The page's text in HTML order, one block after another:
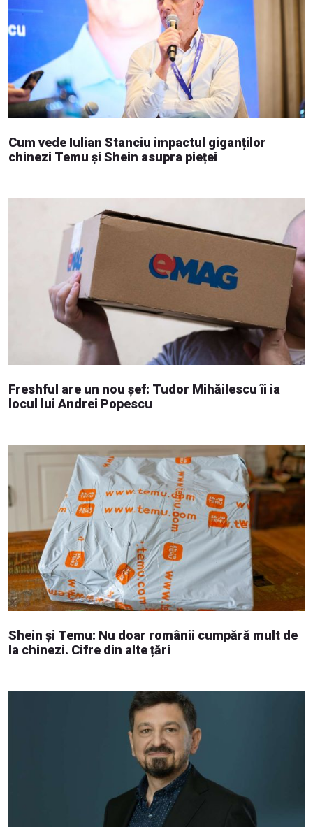
Cum vede Iulian Stanciu impactul giganților
chinezi Temu și Shein asupra pieței
Freshful are un nou șef: Tudor Mihăilescu îi ia
locul lui Andrei Popescu
Shein și Temu: Nu doar românii cumpără mult de
la chinezi. Cifre din alte țări